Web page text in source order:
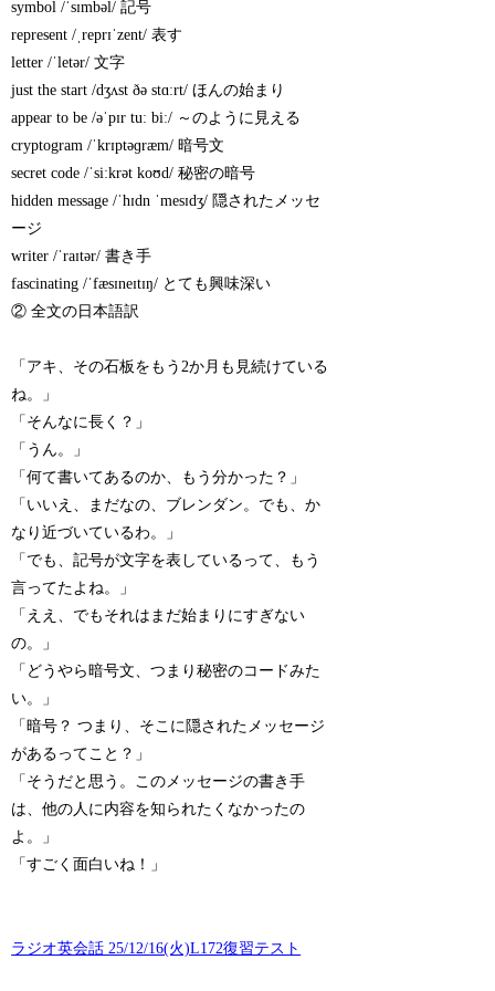
symbol /ˈsɪmbəl/ 記号
represent /ˌreprɪˈzent/ 表す
letter /ˈletər/ 文字
just the start /dʒʌst ðə stɑːrt/ ほんの始まり
appear to be /əˈpɪr tuː biː/ ～のように見える
cryptogram /ˈkrɪptəɡræm/ 暗号文
secret code /ˈsiːkrət koʊd/ 秘密の暗号
hidden message /ˈhɪdn ˈmesɪdʒ/ 隠されたメッセ
ージ
writer /ˈraɪtər/ 書き手
fascinating /ˈfæsɪneɪtɪŋ/ とても興味深い
② 全文の日本語訳
「アキ、その石板をもう2か月も見続けている
ね。」
「そんなに長く？」
「うん。」
「何て書いてあるのか、もう分かった？」
「いいえ、まだなの、ブレンダン。でも、か
なり近づいているわ。」
「でも、記号が文字を表しているって、もう
言ってたよね。」
「ええ、でもそれはまだ始まりにすぎない
の。」
「どうやら暗号文、つまり秘密のコードみた
い。」
「暗号？ つまり、そこに隠されたメッセージ
があるってこと？」
「そうだと思う。このメッセージの書き手
は、他の人に内容を知られたくなかったの
よ。」
「すごく面白いね！」
ラジオ英会話 25/12/16(火)L172復習テスト